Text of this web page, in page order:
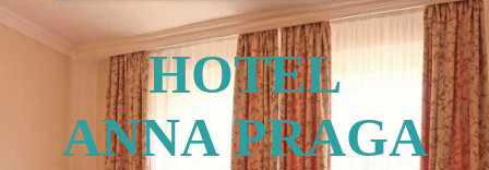
HOTEL
ANNA PRAGA